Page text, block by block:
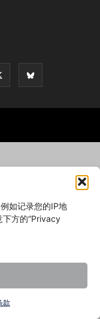
如记录您的IP地
下方的“Privacy
款